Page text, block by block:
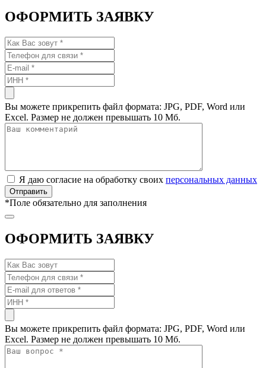
ОФОРМИТЬ ЗАЯВКУ
Вы можете прикрепить файл формата: JPG, PDF, Word или
Excel. Размер не должен превышать 10 Мб.
Я даю согласие на обработку своих персональных данных
*Поле обязательно для заполнения
ОФОРМИТЬ ЗАЯВКУ
Вы можете прикрепить файл формата: JPG, PDF, Word или
Excel. Размер не должен превышать 10 Мб.